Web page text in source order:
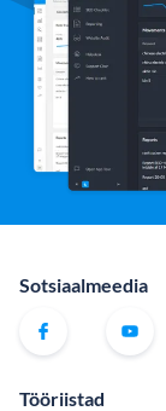
Sotsiaalmeedia
Tööriistad